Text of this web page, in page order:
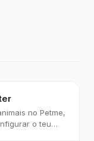
no Petme,
o teu